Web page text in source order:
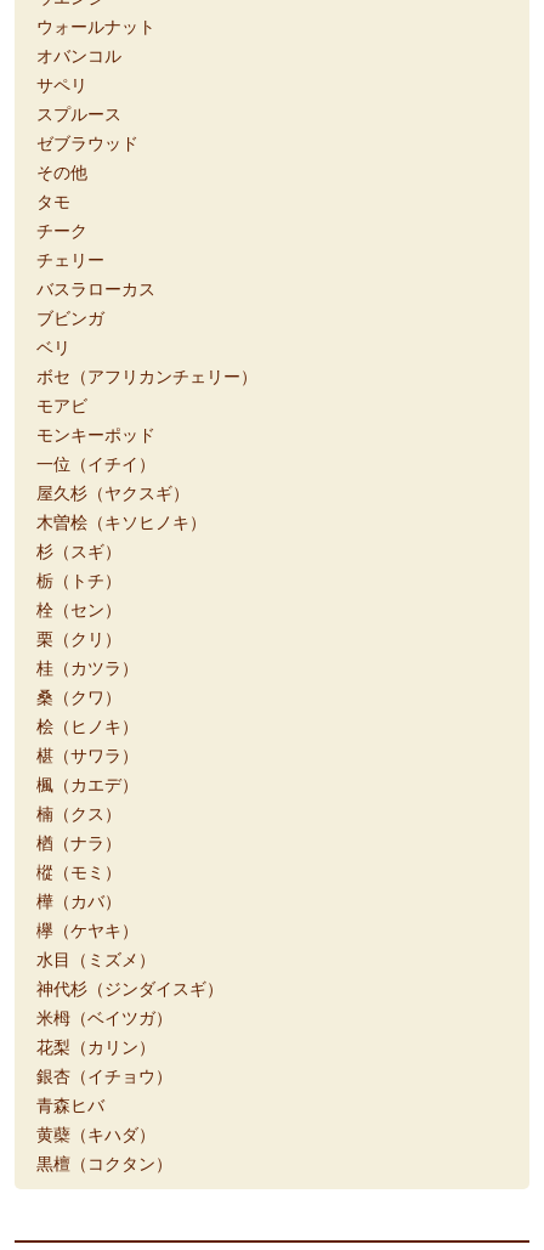
ウォールナット
オバンコル
サペリ
スプルース
ゼブラウッド
その他
タモ
チーク
チェリー
バスラローカス
ブビンガ
ベリ
ボセ（アフリカンチェリー）
モアビ
モンキーポッド
一位（イチイ）
屋久杉（ヤクスギ）
木曽桧（キソヒノキ）
杉（スギ）
栃（トチ）
栓（セン）
栗（クリ）
桂（カツラ）
桑（クワ）
桧（ヒノキ）
椹（サワラ）
楓（カエデ）
楠（クス）
楢（ナラ）
樅（モミ）
樺（カバ）
欅（ケヤキ）
水目（ミズメ）
神代杉（ジンダイスギ）
米栂（ベイツガ）
花梨（カリン）
銀杏（イチョウ）
青森ヒバ
黄蘗（キハダ）
黒檀（コクタン）